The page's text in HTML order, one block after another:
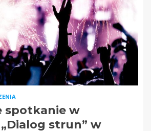
spotkanie w
strun” w